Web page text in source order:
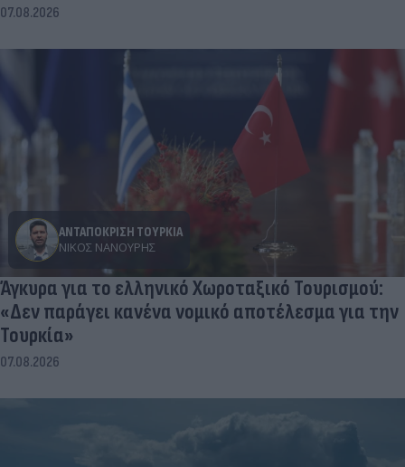
07.08.2026
ΑΝΤΑΠΟΚΡΙΣΗ ΤΟΥΡΚΙΑ
ΝΊΚΟΣ ΝΑΝΟΎΡΗΣ
Άγκυρα για το ελληνικό Χωροταξικό Τουρισμού:
«Δεν παράγει κανένα νομικό αποτέλεσμα για την
Τουρκία»
07.08.2026